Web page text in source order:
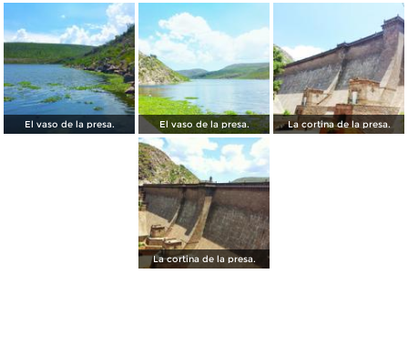
El vaso de la presa. El vaso de la presa. La cortina de la presa.
La cortina de la presa.